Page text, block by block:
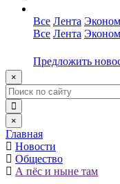
Все Лента
Все Лента
Предложить
×
×
Главная
Новости
Общество
А пёс и ныне там